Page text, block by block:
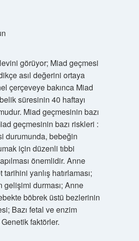
görüyor; Miad geçmesi
asıl değerini ortaya
çerçeveye bakınca Miad
süresinin 40 haftayı
Miad geçmesinin bazı
geçmesinin bazı riskleri :
durumunda, bebeğin
için düzenli tıbbi
önemlidir. Anne
tarihini yanlış hatırlaması;
gelişimi durması; Anne
böbrek üstü bezlerinin
Bazı fetal ve enzim
faktörler.